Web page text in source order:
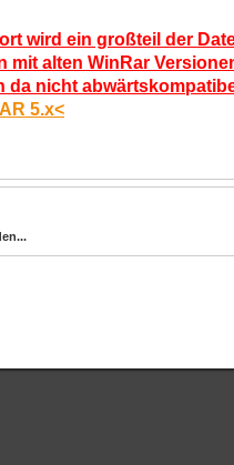
wird ein großteil der
mit alten WinRar
da nicht
5.x<